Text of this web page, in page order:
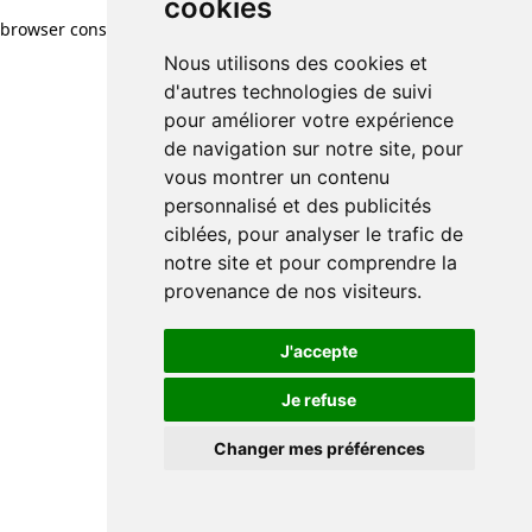
cookies
Nous utilisons des cookies et
d'autres technologies de suivi
pour améliorer votre expérience
de navigation sur notre site, pour
vous montrer un contenu
personnalisé et des publicités
ciblées, pour analyser le trafic de
notre site et pour comprendre la
provenance de nos visiteurs.
J'accepte
Je refuse
Changer mes préférences
browser console for more information)